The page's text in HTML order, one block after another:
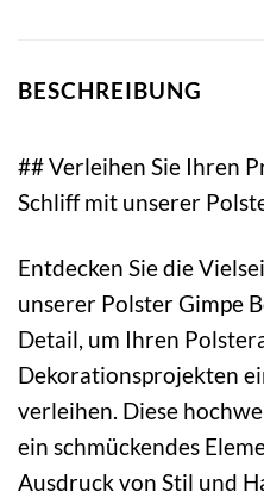
BESCHREIBUNG
## Verleihen Sie Ihren
Schliff mit unserer
Entdecken Sie die
unserer Polster Gimpe
Detail, um Ihren
Dekorationsprojekten
verleihen. Diese
ein schmückendes
Ausdruck von Stil und